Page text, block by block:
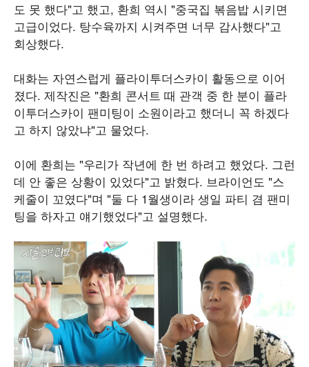
도 못 했다"고 했고, 환희 역시 "중국집 볶음밥 시키면
고급이었다. 탕수육까지 시켜주면 너무 감사했다"고
회상했다.
대화는 자연스럽게 플라이투더스카이 활동으로 이어
졌다. 제작진은 "환희 콘서트 때 관객 중 한 분이 플라
이투더스카이 팬미팅이 소원이라고 했더니 꼭 하겠다
고 하지 않았냐"고 물었다.
이에 환희는 "우리가 작년에 한 번 하려고 했었다. 그런
데 안 좋은 상황이 있었다"고 밝혔다. 브라이언도 "스
케줄이 꼬였다"며 "둘 다 1월생이라 생일 파티 겸 팬미
팅을 하자고 얘기했었다"고 설명했다.